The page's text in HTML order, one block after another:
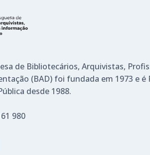
de Bibliotecários, Arquivistas,
(BAD) foi fundada em 1973 e é
desde 1988.
980